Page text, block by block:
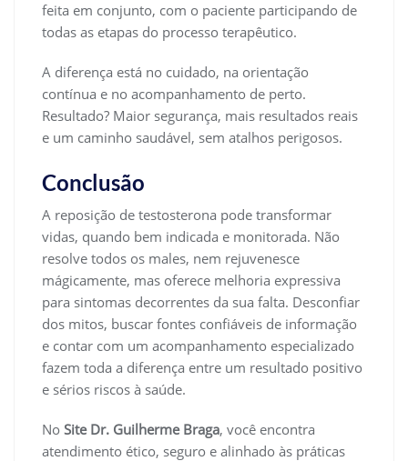
feita em conjunto, com o paciente participando de
todas as etapas do processo terapêutico.
A diferença está no cuidado, na orientação
contínua e no acompanhamento de perto.
Resultado? Maior segurança, mais resultados reais
e um caminho saudável, sem atalhos perigosos.
Conclusão
A reposição de testosterona pode transformar
vidas, quando bem indicada e monitorada. Não
resolve todos os males, nem rejuvenesce
mágicamente, mas oferece melhoria expressiva
para sintomas decorrentes da sua falta. Desconfiar
dos mitos, buscar fontes confiáveis de informação
e contar com um acompanhamento especializado
fazem toda a diferença entre um resultado positivo
e sérios riscos à saúde.
No Site Dr. Guilherme Braga, você encontra
atendimento ético, seguro e alinhado às práticas